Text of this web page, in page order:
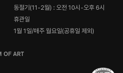
동절기(11-2월) : 오전 10시-오후 6시
휴관일
1월 1일/매주 월요일(공휴일 제외)